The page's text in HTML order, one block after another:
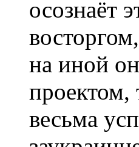
осознаёт
на иной
проектом,
весьма